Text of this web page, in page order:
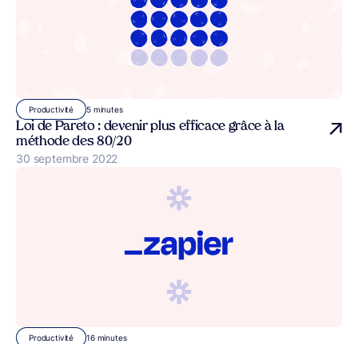
Productivité 5 minutes
Loi de Pareto : devenir plus efficace grâce à la
méthode des 80/20
Publié le
30 septembre 2022
Productivité 16 minutes